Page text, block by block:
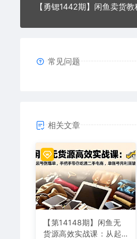
常见问题
相关文章
【第14148期】闲鱼无
货源高效实战课：从起